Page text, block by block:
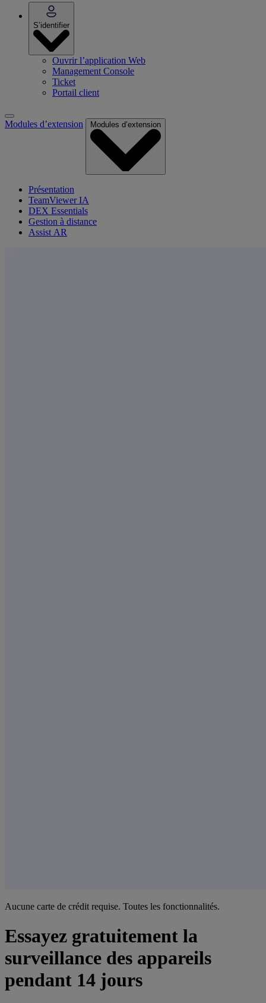
S’identifier
Ouvrir l’application Web
Management Console
Ticket
Portail client
Modules d’extension Modules d’extension
Présentation
TeamViewer IA
DEX Essentials
Gestion à distance
Assist AR
Aucune carte de crédit requise. Toutes les fonctionnalités.
Essayez gratuitement la
surveillance des appareils
pendant 14 jours